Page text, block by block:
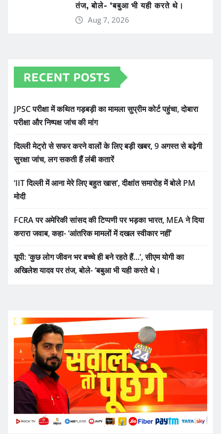
तंज, बोले- ‘बबुआ भी यही करते थे।
Aug 7, 2026
RECENT POSTS
JPSC परीक्षा में कथित गड़बड़ी का मामला सुप्रीम कोर्ट पहुंचा, दोबारा
परीक्षा और निष्पक्ष जांच की मांग
दिल्ली मेट्रो से सफर करने वालों के लिए बड़ी खबर, 9 अगस्त से बढ़ेगी
सुरक्षा जांच, लग सकती हैं लंबी कतारें
‘IIT दिल्ली में आना मेरे लिए बहुत खास’, दीक्षांत समारोह में बोले PM
मोदी
FCRA पर अमेरिकी सांसद की टिप्पणी पर भड़का भारत, MEA ने दिया
करारा जवाब, कहा- ‘आंतरिक मामलों में दखल स्वीकार नहीं’
यूपी: ‘कुछ लोग जीवन भर बच्चे ही बने रहते हैं…’, सीएम योगी का
अखिलेश यादव पर तंज, बोले- ‘बबुआ भी यही करते थे।